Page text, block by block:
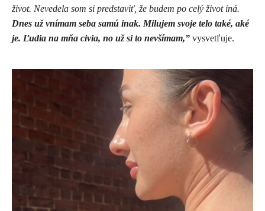
život. Nevedela som si predstaviť, že budem po celý život iná.
Dnes už vnímam seba samú inak. Milujem svoje telo také, aké
je. Ľudia na mňa civia, no už si to nevšímam,” vysvetľuje.